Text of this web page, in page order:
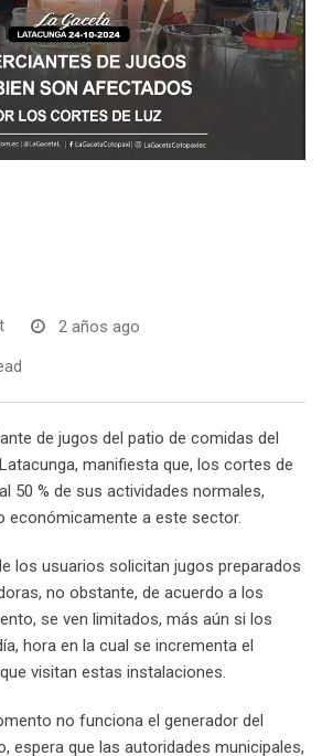
2 años ago
de jugos del patio de comidas del
manifiesta que, los cortes de
50 % de sus actividades normales,
económicamente a este sector.
los usuarios solicitan jugos preparados
no obstante, de acuerdo a los
se ven limitados, más aún si los
hora en la cual se incrementa el
visitan estas instalaciones.
no funciona el generador del
espera que las autoridades municipales,